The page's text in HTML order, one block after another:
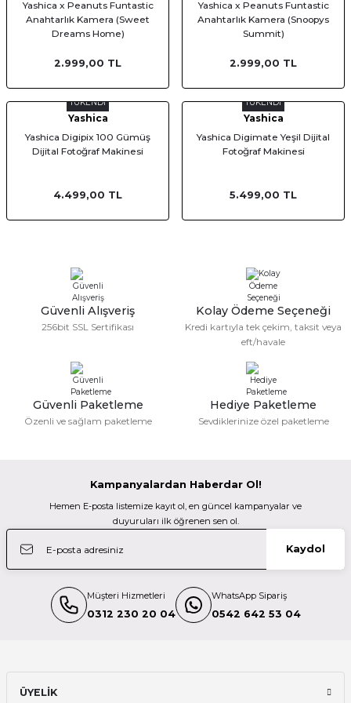
Makinesi
Yashica x Peanuts Funtastic
Anahtarlık Kamera (Sweet
Dreams Home)
2.999,00 TL
Yashica x Peanuts Funtastic
Anahtarlık Kamera (Snoopys
Summit)
2.999,00 TL
TÜKENDİ
Yashica
Yashica Digipix 100 Gümüş
Dijital Fotoğraf Makinesi
4.499,00 TL
TÜKENDİ
Yashica
Yashica Digimate Yeşil Dijital
Fotoğraf Makinesi
5.499,00 TL
Güvenli Alışveriş
256bit SSL Sertifikası
Kolay Ödeme Seçeneği
Kredi kartıyla tek çekim, taksit veya
eft/havale
Güvenli Paketleme
Özenli ve sağlam paketleme
Hediye Paketleme
Sevdiklerinize özel paketleme
Kampanyalardan Haberdar Ol!
Hemen E-posta listemize kayıt ol, en güncel kampanyalar ve
duyuruları ilk öğrenen sen ol.
Kaydol
Müşteri Hizmetleri
0312 230 20 04
WhatsApp Sipariş
0542 642 53 04
ÜYELİK